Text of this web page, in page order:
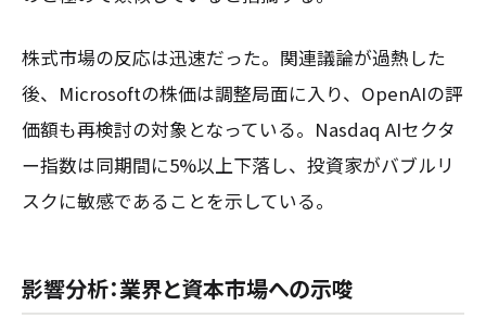
株式市場の反応は迅速だった。関連議論が過熱した
後、Microsoftの株価は調整局面に入り、OpenAIの評
価額も再検討の対象となっている。Nasdaq AIセクタ
ー指数は同期間に5%以上下落し、投資家がバブルリ
スクに敏感であることを示している。
影響分析：業界と資本市場への示唆